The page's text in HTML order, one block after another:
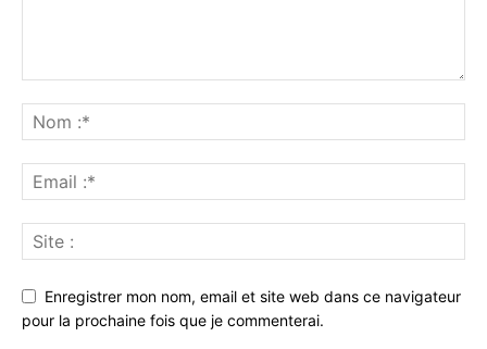
Enregistrer mon nom, email et site web dans ce navigateur
pour la prochaine fois que je commenterai.